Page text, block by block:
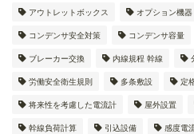
アウトレットボックス オプション機器
コンデンサ安全対策 コンデンサ容量
ブレーカー交換 内線規程 幹線
労働安全衛生規則 多条敷設 定
将来性を考慮した電流計 屋外設置
幹線負荷計算 引込設備 感度電